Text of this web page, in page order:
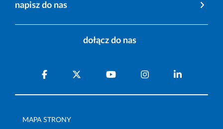
napisz do nas
dołącz do nas
MAPA STRONY